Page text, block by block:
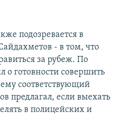
подозревается в
- в том, что
за рубеж. По
о готовности совершить
соответствующий
предлагал, если выехать
в полицейских и